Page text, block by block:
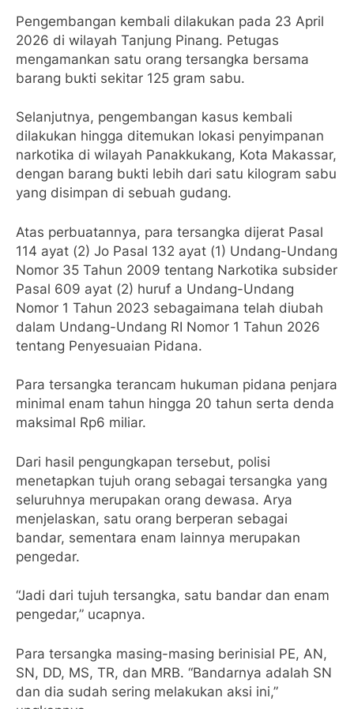
Pengembangan kembali dilakukan pada 23 April
2026 di wilayah Tanjung Pinang. Petugas
mengamankan satu orang tersangka bersama
barang bukti sekitar 125 gram sabu.
Selanjutnya, pengembangan kasus kembali
dilakukan hingga ditemukan lokasi penyimpanan
narkotika di wilayah Panakkukang, Kota Makassar,
dengan barang bukti lebih dari satu kilogram sabu
yang disimpan di sebuah gudang.
Atas perbuatannya, para tersangka dijerat Pasal
114 ayat (2) Jo Pasal 132 ayat (1) Undang-Undang
Nomor 35 Tahun 2009 tentang Narkotika subsider
Pasal 609 ayat (2) huruf a Undang-Undang
Nomor 1 Tahun 2023 sebagaimana telah diubah
dalam Undang-Undang RI Nomor 1 Tahun 2026
tentang Penyesuaian Pidana.
Para tersangka terancam hukuman pidana penjara
minimal enam tahun hingga 20 tahun serta denda
maksimal Rp6 miliar.
Dari hasil pengungkapan tersebut, polisi
menetapkan tujuh orang sebagai tersangka yang
seluruhnya merupakan orang dewasa. Arya
menjelaskan, satu orang berperan sebagai
bandar, sementara enam lainnya merupakan
pengedar.
“Jadi dari tujuh tersangka, satu bandar dan enam
pengedar,” ucapnya.
Para tersangka masing-masing berinisial PE, AN,
SN, DD, MS, TR, dan MRB. “Bandarnya adalah SN
dan dia sudah sering melakukan aksi ini,”